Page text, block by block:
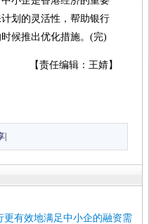
划的灵活性，帮助银行
候推出优化措施。(完)
【责任编辑：王婧】
有效地满足中小企的融资需